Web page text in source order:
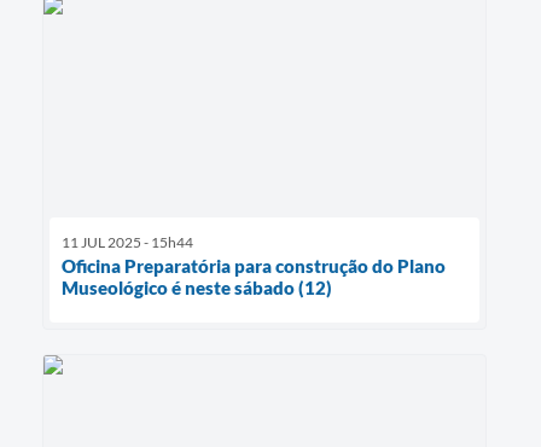
11 JUL 2025 - 15h44
Oficina Preparatória para construção do Plano
Museológico é neste sábado (12)